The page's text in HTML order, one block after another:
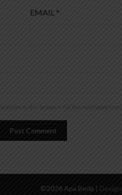
EMAIL *
website in this browser for the next time I
©2026 Apa Beda | Design: